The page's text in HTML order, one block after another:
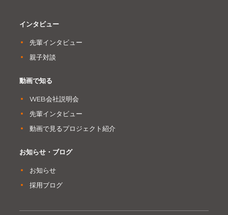
インタビュー
先輩インタビュー
親子対談
動画で知る
WEB会社説明会
先輩インタビュー
動画で見るプロジェクト紹介
お知らせ・ブログ
お知らせ
採用ブログ